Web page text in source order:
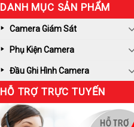
DANH MỤC SẢN PHẨM
Camera Giám Sát
Phụ Kiện Camera
Đầu Ghi Hình Camera
HỖ TRỢ TRỰC TUYẾN